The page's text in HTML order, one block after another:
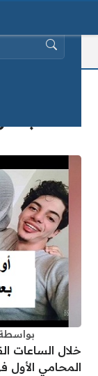
خلال الساعات
المحامي الأول
البحث عن: